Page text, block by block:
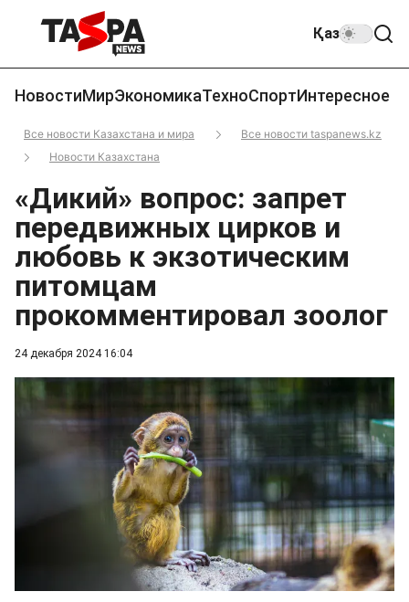
Қаз
НовостиМирЭкономикаТехноСпортИнтересное
Все новости Казахстана и мира
Все новости taspanews.kz
Новости Казахстана
24 декабря 2024 16:04
«Дикий» вопрос: запрет
передвижных цирков и
любовь к экзотическим
питомцам
прокомментировал зоолог